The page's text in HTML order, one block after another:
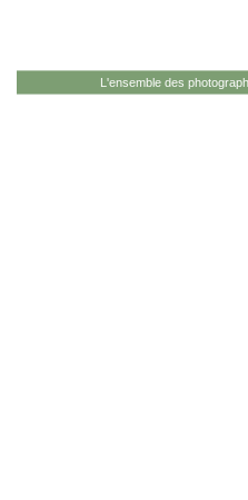
L'ensemble des